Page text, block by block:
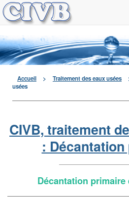
Accueil > Traitement des eaux usées
usées
CIVB, traitement
:
Décantation primaire